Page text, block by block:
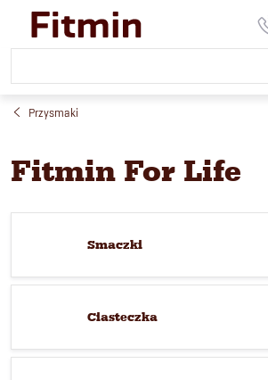
treści
Przysmaki
Fitmin For Life
Smaczki
Ciasteczka